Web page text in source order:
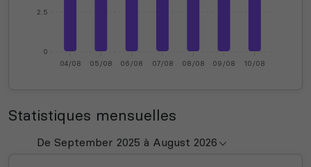
0
2.5
04/08 05/08 06/08 07/08 08/08 09/08 10/08
Statistiques mensuelles